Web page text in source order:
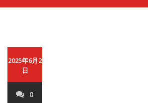
2025年6月2
日
0